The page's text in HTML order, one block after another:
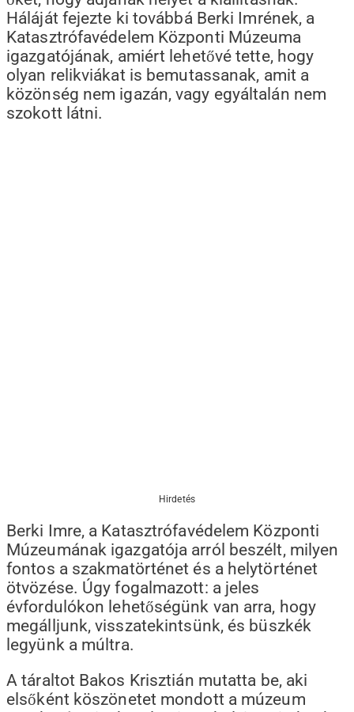
Háláját fejezte ki továbbá Berki Imrének, a
Katasztrófavédelem Központi Múzeuma
igazgatójának, amiért lehetővé tette, hogy
olyan relikviákat is bemutassanak, amit a
közönség nem igazán, vagy egyáltalán nem
szokott látni.
Hirdetés
Berki Imre, a Katasztrófavédelem Központi
Múzeumának igazgatója arról beszélt, milyen
fontos a szakmatörténet és a helytörténet
ötvözése. Úgy fogalmazott: a jeles
évfordulókon lehetőségünk van arra, hogy
megálljunk, visszatekintsünk, és büszkék
legyünk a múltra.
A táraltot Bakos Krisztián mutatta be, aki
elsőként köszönetet mondott a múzeum